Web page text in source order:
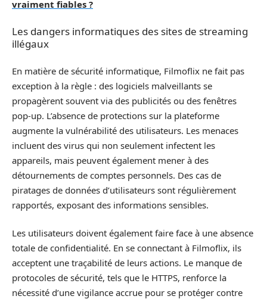
vraiment fiables ?
Les dangers informatiques des sites de streaming
illégaux
En matière de sécurité informatique, Filmoflix ne fait pas
exception à la règle : des logiciels malveillants se
propagèrent souvent via des publicités ou des fenêtres
pop-up. L’absence de protections sur la plateforme
augmente la vulnérabilité des utilisateurs. Les menaces
incluent des virus qui non seulement infectent les
appareils, mais peuvent également mener à des
détournements de comptes personnels. Des cas de
piratages de données d’utilisateurs sont régulièrement
rapportés, exposant des informations sensibles.
Les utilisateurs doivent également faire face à une absence
totale de confidentialité. En se connectant à Filmoflix, ils
acceptent une traçabilité de leurs actions. Le manque de
protocoles de sécurité, tels que le HTTPS, renforce la
nécessité d’une vigilance accrue pour se protéger contre